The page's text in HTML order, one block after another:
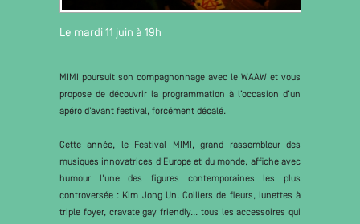
Le mardi 11 juin à 19h
MIMI poursuit son compagnonnage avec le WAAW et vous
propose de découvrir la programmation à l’occasion d’un
apéro d’avant festival, forcément décalé.
Cette année, le Festival MIMI, grand rassembleur des
musiques innovatrices d'Europe et du monde, affiche avec
humour l'une des figures contemporaines les plus
controversée : Kim Jong Un. Colliers de fleurs, lunettes à
triple foyer, cravate gay friendly... tous les accessoires qui